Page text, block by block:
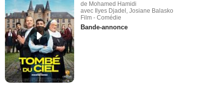
de Mohamed Hamidi
avec Ilyes Djadel, Josiane Balasko
Film - Comédie
Bande-annonce